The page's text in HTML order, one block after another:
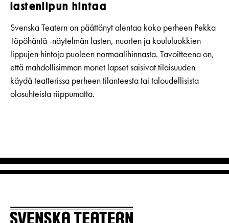
lastenlipun hintaa
Svenska Teatern on päättänyt alentaa koko perheen Pekka
Töpöhäntä -näytelmän lasten, nuorten ja koululuokkien
lippujen hintoja puoleen normaalihinnasta. Tavoitteena on,
että mahdollisimman monet lapset saisivat tilaisuuden
käydä teatterissa perheen tilanteesta tai taloudellisista
olosuhteista riippumatta.